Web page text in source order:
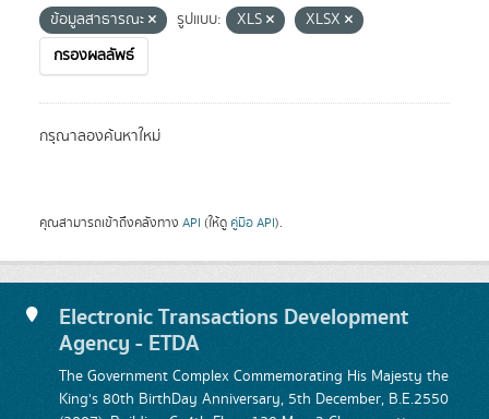
ข้อมูลสาธารณะ
รูปแบบ: XLS
XLSX
กรองผลลัพธ์
กรุณาลองค้นหาใหม่
คุณสามารถเข้าถึงคลังทาง API (ให้ดู คู่มือ API).
Electronic Transactions Development
Agency - ETDA
The Government Complex Commemorating His Majesty the
King's 80th BirthDay Anniversary, 5th December, B.E.2550